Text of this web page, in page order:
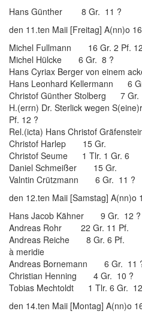
Hans Günther 8 Gr. 11 ?
den 11.ten Maii [Freitag] A(nn)o
Michel Fullmann 16 Gr. 2 Pf.
Michel Hülcke 6 Gr. 8 ?
Hans Cyriax Berger von einem
Hans Leonhard Kellermann 6
Christof Günther Stolberg 7 Gr.
H.(errn) Dr. Sterlick wegen
Pf. 12 ?
Rel.(icta) Hans Christof
Christof Harlep 15 Gr.
Christof Seume 1 Tlr. 1 Gr. 6
Daniel Schmeißer 15 Gr.
Valntin Crützmann 6 Gr. 11 ?
den 12.ten Maii [Samstag] A(nn)o
Hans Jacob Kähner 9 Gr. 12 ?
Andreas Rohr 22 Gr. 11 Pf.
Andreas Reiche 8 Gr. 6 Pf.
à meridie
Andreas Bornemann 6 Gr. 11
Christian Henning 4 Gr. 10 ?
Tobias Mechtoldt 1 Tlr. 6 Gr.
den 14.ten Maii [Montag] A(nn)o